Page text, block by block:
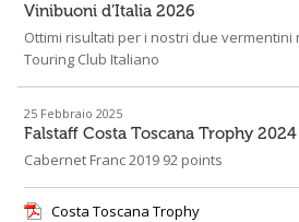
Vinibuoni d’Italia 2026
Ottimi risultati per i nostri due vermentini
Touring Club Italiano
25 Febbraio 2025
Falstaff Costa Toscana Trophy 2024
Cabernet Franc 2019 92 points
Costa Toscana Trophy